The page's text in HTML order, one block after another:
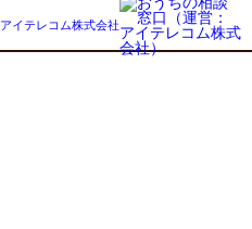
アイテレコム株式会社